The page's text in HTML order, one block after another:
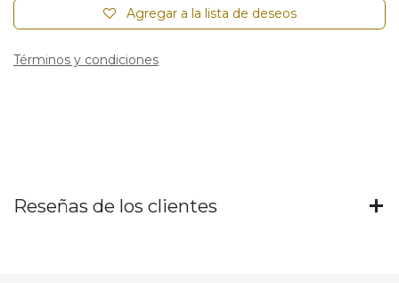
Agregar a la lista de deseos
Términos y condiciones
Reseñas de los clientes